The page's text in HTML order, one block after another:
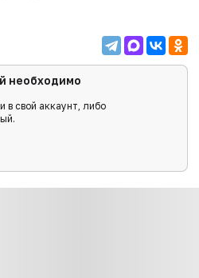
необходимо
в свой аккаунт, либо